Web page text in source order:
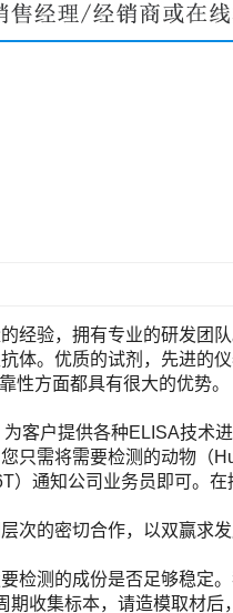
经验，拥有专业的研发团
体。优质的试剂，先进的
性方面都具有很大的优势。
客户提供各种ELISA技术进
只需将需要检测的动物
通知公司业务员即可。
次的密切合作，以双赢求
检测的成份是否足够稳定
收集标本，请造模取材